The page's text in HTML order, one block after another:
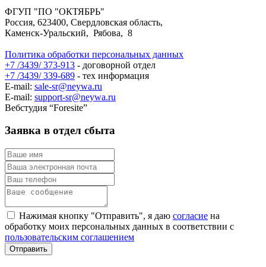
ФГУП "ПО "ОКТЯБРЬ"
Россия, 623400, Свердловская область,
Каменск-Уральский, Рябова, 8
Политика обработки персональных данных
+7 /3439/ 373-913 - договорной отдел
+7 /3439/ 339-689 - тех информация
E-mail: sale-sr@neywa.ru
E-mail: support-sr@neywa.ru
Вебстудия “Foresite”
Заявка в отдел сбыта
Нажимая кнопку "Отправить", я даю согласие на
обработку моих персональных данных в соответствии с
пользовательским соглашением